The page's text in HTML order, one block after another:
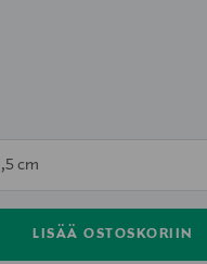
cm
LISÄÄ OSTOSKORIIN